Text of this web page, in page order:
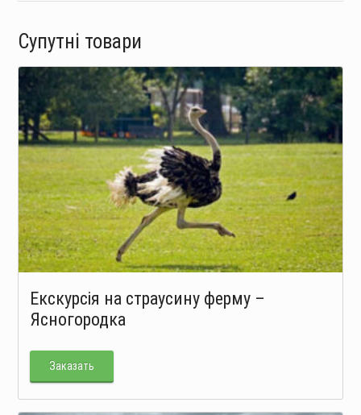
Супутні товари
Екскурсія на страусину ферму –
Ясногородка
Заказать